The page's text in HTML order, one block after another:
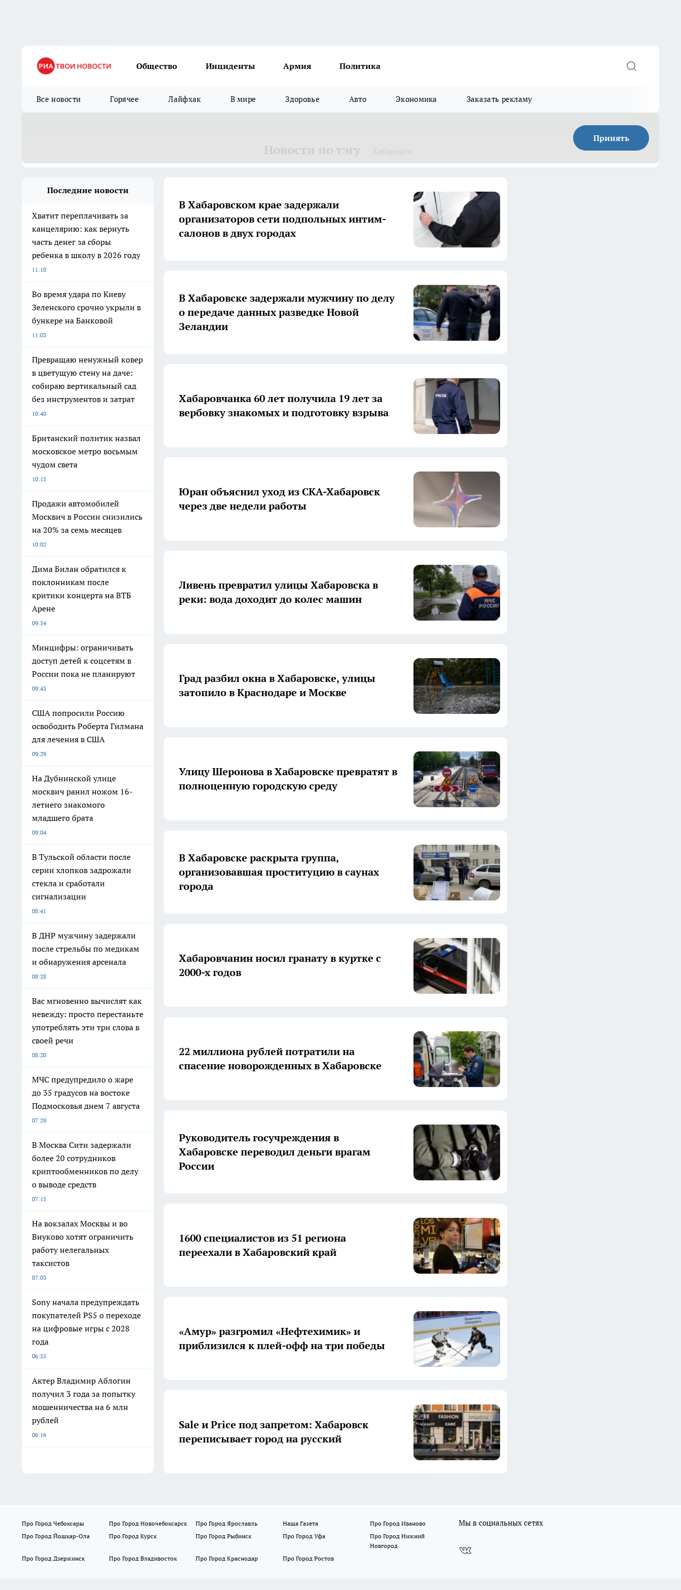
Общество Инциденты Армия Политика
Все новости Горячее Лайфхак В мире Здоровье Авто Экономика Заказать рекламу
Принять
Последние новости
Хватит переплачивать за
канцелярию: как вернуть
часть денег за сборы
ребенка в школу в 2026 году
11:10
Во время удара по Киеву
Зеленского срочно укрыли в
бункере на Банковой
11:03
Превращаю ненужный ковер
в цветущую стену на даче:
собираю вертикальный сад
без инструментов и затрат
10:40
Британский политик назвал
московское метро восьмым
чудом света
10:15
Продажи автомобилей
Москвич в России снизились
на 20% за семь месяцев
10:02
Дима Билан обратился к
поклонникам после
критики концерта на ВТБ
Арене
09:54
Минцифры: ограничивать
доступ детей к соцсетям в
России пока не планируют
09:43
США попросили Россию
освободить Роберта Гилмана
для лечения в США
09:29
На Дубнинской улице
москвич ранил ножом 16-
летнего знакомого
младшего брата
09:04
В Тульской области после
серии хлопков задрожали
стекла и сработали
сигнализации
08:41
В ДНР мужчину задержали
после стрельбы по медикам
и обнаружения арсенала
08:28
Вас мгновенно вычислят как
невежду: просто перестаньте
употреблять эти три слова в
своей речи
08:20
МЧС предупредило о жаре
до 35 градусов на востоке
Подмосковья днем 7 августа
07:29
В Москва Сити задержали
более 20 сотрудников
криптообменников по делу
о выводе средств
07:15
На вокзалах Москвы и во
Внуково хотят ограничить
работу нелегальных
таксистов
07:03
Sony начала предупреждать
покупателей PS5 о переходе
на цифровые игры с 2028
года
06:55
Актер Владимир Аблогин
получил 3 года за попытку
мошенничества на 6 млн
рублей
06:16
В Хабаровском крае задержали
организаторов сети подпольных интим-
салонов в двух городах
В Хабаровске задержали мужчину по делу
о передаче данных разведке Новой
Зеландии
Хабаровчанка 60 лет получила 19 лет за
вербовку знакомых и подготовку взрыва
Юран объяснил уход из СКА-Хабаровск
через две недели работы
Ливень превратил улицы Хабаровска в
реки: вода доходит до колес машин
Град разбил окна в Хабаровске, улицы
затопило в Краснодаре и Москве
Улицу Шеронова в Хабаровске превратят в
полноценную городскую среду
В Хабаровске раскрыта группа,
организовавшая проституцию в саунах
города
Хабаровчанин носил гранату в куртке с
2000-х годов
22 миллиона рублей потратили на
спасение новорожденных в Хабаровске
Руководитель госучреждения в
Хабаровске переводил деньги врагам
России
1600 специалистов из 51 региона
переехали в Хабаровский край
«Амур» разгромил «Нефтехимик» и
приблизился к плей-офф на три победы
Sale и Price под запретом: Хабаровск
переписывает город на русский
Про Город Чебоксары Про Город Новочебоксарск Про Город Ярославль Наша Газета
Про Город Иваново
Про Город Йошкар-Ола
Про Город Курск Про Город Рыбинск Про Город Уфа
Про Город Нижний
Новгород
Про Город Дзержинск
Про Город Владивосток Про Город Краснодар Про Город Ростов
Мы в социальных сетях